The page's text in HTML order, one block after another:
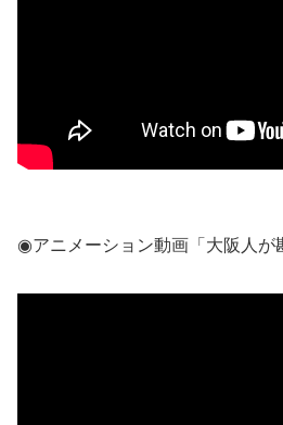
◉アニメーション動画「大阪人が